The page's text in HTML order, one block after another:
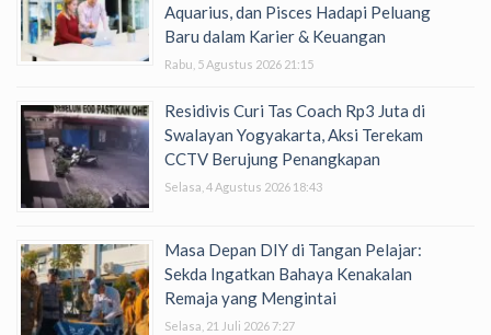
Aquarius, dan Pisces Hadapi Peluang
Baru dalam Karier & Keuangan
Rabu, 5 Agustus 2026 21:15
Residivis Curi Tas Coach Rp3 Juta di
Swalayan Yogyakarta, Aksi Terekam
CCTV Berujung Penangkapan
Selasa, 4 Agustus 2026 18:43
Masa Depan DIY di Tangan Pelajar:
Sekda Ingatkan Bahaya Kenakalan
Remaja yang Mengintai
Selasa, 21 Juli 2026 7:27